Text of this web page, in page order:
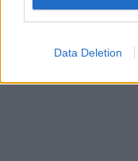
Data Deletion